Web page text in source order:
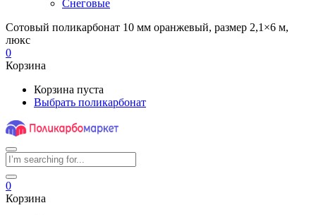
Снеговые
Сотовый поликарбонат 10 мм оранжевый, размер 2,1×6 м,
люкс
0
Корзина
Корзина пуста
Выбрать поликарбонат
0
Корзина